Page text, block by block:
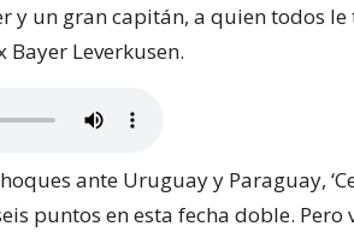
y un gran capitán, a quien todos le
Bayer Leverkusen.
ante Uruguay y Paraguay,
puntos en esta fecha doble. Pero